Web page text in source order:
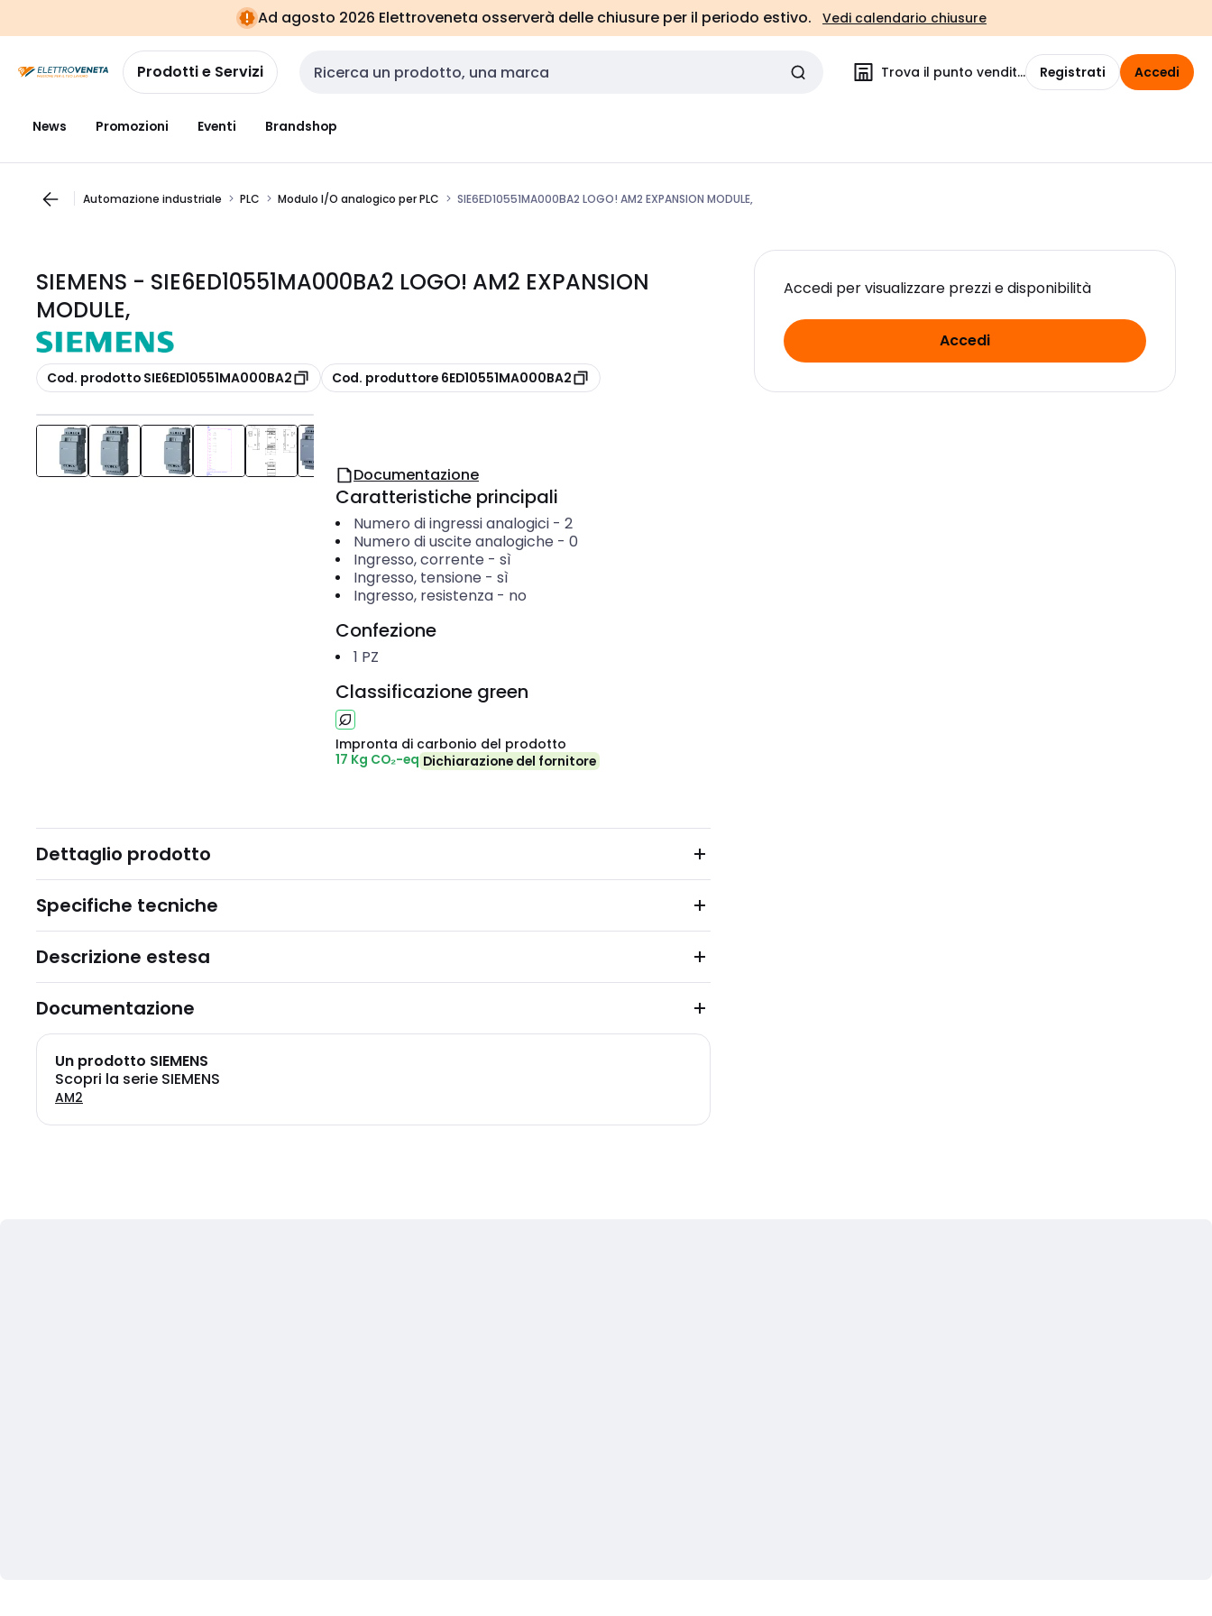
navigazionealla
pagina
Ad agosto 2026 Elettroveneta osserverà delle chiusure per il periodo estivo. Vedi calendario chiusure
Prodotti e Servizi Cerca input Trova il punto vendita Registrati Accedi
News Promozioni Eventi Brandshop
Automazione industriale PLC Modulo I/O analogico per PLC SIE6ED10551MA000BA2 LOGO! AM2 EXPANSION MODULE,
SIEMENS - SIE6ED10551MA000BA2 LOGO! AM2 EXPANSION
MODULE,
copia
Cod. prodotto SIE6ED10551MA000BA2 copia
Cod. produttore 6ED10551MA000BA2
Accedi per visualizzare prezzi e disponibilità
Accedi
Documentazione
Caratteristiche principali
Numero di ingressi analogici- 2
Numero di uscite analogiche - 0
Ingresso, corrente - sì
Ingresso, tensione - sì
Ingresso, resistenza- no
Confezione
1 PZ
Classificazione green
Impronta di carbonio del prodotto
17 Kg CO₂-eq Dichiarazione del fornitore
Dettaglio prodotto
Specifiche tecniche
Descrizione estesa
Documentazione
Un prodotto SIEMENS
Scopri la serie SIEMENS
AM2